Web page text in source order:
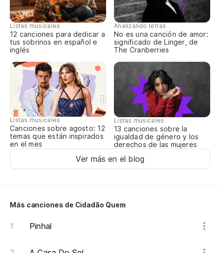
Listas musicales
12 canciones para dedicar a
tus sobrinos en español e
inglés
Analizando letras
No es una canción de amor:
significado de Linger, de
The Cranberries
Listas musicales
Canciones sobre agosto: 12
temas que están inspirados
en el mes
Listas musicales
13 canciones sobre la
igualdad de género y los
derechos de las mujeres
Ver más en el blog
Más canciones de Cidadão Quem
Pinhal